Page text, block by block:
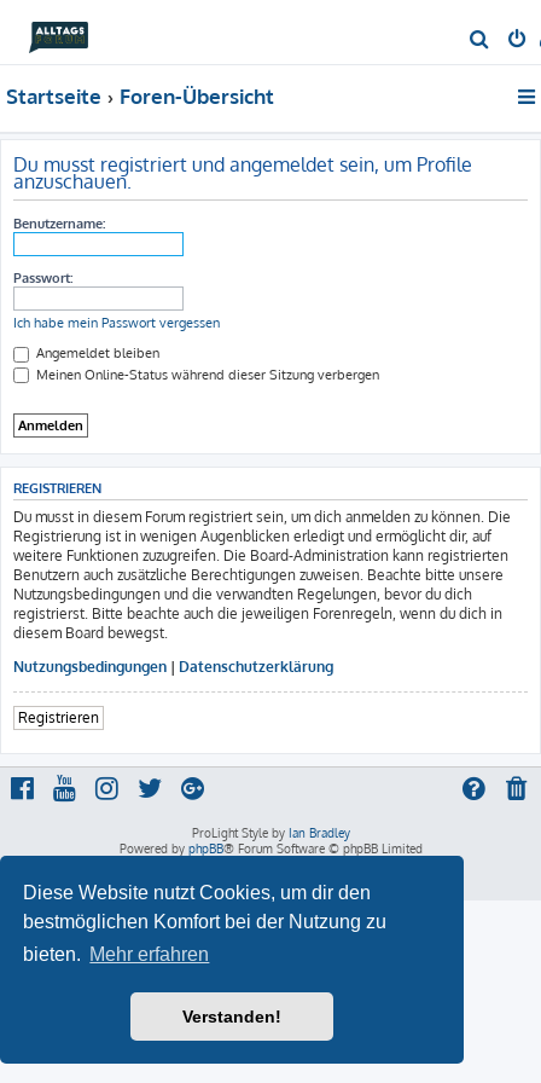
Diese Website nutzt Cookies, um dir den
bestmöglichen Komfort bei der Nutzung zu
bieten. Mehr erfahren
Verstanden!
u
Startseite Foren-Übersicht
Du musst registriert und angemeldet sein, um Profile
anzuschauen.
Benutzername:
Passwort:
Ich habe mein Passwort vergessen
Angemeldet bleiben
Meinen Online-Status während dieser Sitzung verbergen
REGISTRIEREN
Du musst in diesem Forum registriert sein, um dich anmelden zu können. Die
Registrierung ist in wenigen Augenblicken erledigt und ermöglicht dir, auf
weitere Funktionen zuzugreifen. Die Board-Administration kann registrierten
Benutzern auch zusätzliche Berechtigungen zuweisen. Beachte bitte unsere
Nutzungsbedingungen und die verwandten Regelungen, bevor du dich
registrierst. Bitte beachte auch die jeweiligen Forenregeln, wenn du dich in
diesem Board bewegst.
Nutzungsbedingungen | Datenschutzerklärung
Registrieren
ProLight Style by Ian Bradley
Powered by phpBB® Forum Software © phpBB Limited